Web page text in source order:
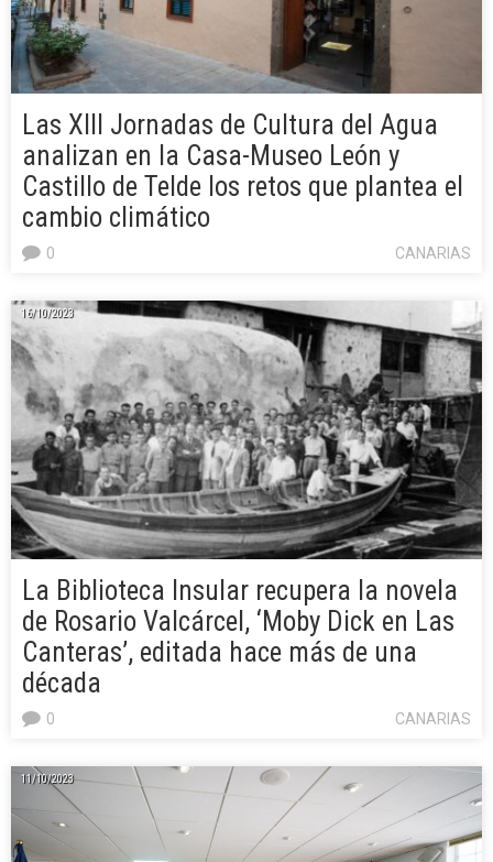
Las XIII Jornadas de Cultura del Agua
analizan en la Casa-Museo León y
Castillo de Telde los retos que plantea el
cambio climático
CANARIAS
0
16/10/2023
La Biblioteca Insular recupera la novela
de Rosario Valcárcel, ‘Moby Dick en Las
Canteras’, editada hace más de una
década
CANARIAS
0
11/10/2023